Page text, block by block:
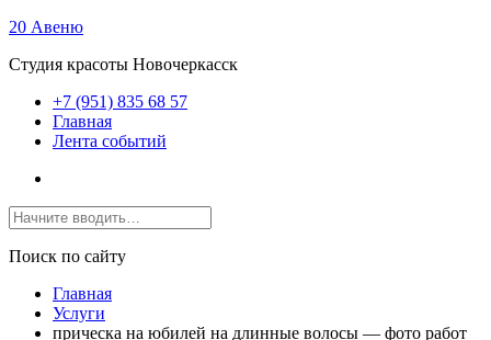
20 Авеню
Студия красоты Новочеркасск
+7 (951) 835 68 57
Главная
Лента событий
Поиск по сайту
Главная
Услуги
прическа на юбилей на длинные волосы — фото работ